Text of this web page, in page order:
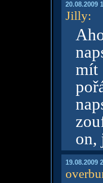
20.08.2009
Jilly:
mít
on,
19.08.2009